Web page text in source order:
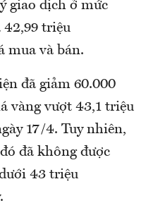
giao dịch ở mức
42,99 triệu
mua và bán.
đã giảm 60.000
vàng vượt 43,1 triệu
17/4. Tuy nhiên,
đã không được
43 triệu